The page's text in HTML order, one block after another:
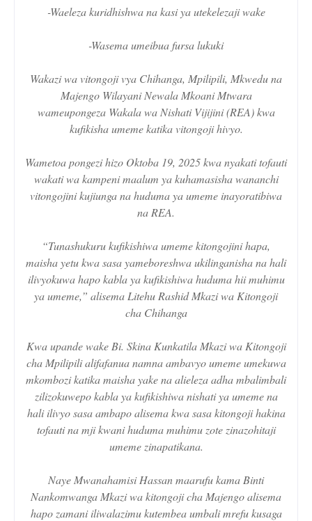
-Waeleza kuridhishwa na kasi ya utekelezaji wake
-Wasema umeibua fursa lukuki
Wakazi wa vitongoji vya Chihanga, Mpilipili, Mkwedu na
Majengo Wilayani Newala Mkoani Mtwara
wameupongeza Wakala wa Nishati Vijijini (REA) kwa
kufikisha umeme katika vitongoji hivyo.
Wametoa pongezi hizo Oktoba 19, 2025 kwa nyakati tofauti
wakati wa kampeni maalum ya kuhamasisha wananchi
vitongojini kujiunga na huduma ya umeme inayoratibiwa
na REA.
“Tunashukuru kufikishiwa umeme kitongojini hapa,
maisha yetu kwa sasa yameboreshwa ukilinganisha na hali
ilivyokuwa hapo kabla ya kufikishiwa huduma hii muhimu
ya umeme,” alisema Litehu Rashid Mkazi wa Kitongoji
cha Chihanga
Kwa upande wake Bi. Skina Kunkatila Mkazi wa Kitongoji
cha Mpilipili alifafanua namna ambavyo umeme umekuwa
mkombozi katika maisha yake na alieleza adha mbalimbali
zilizokuwepo kabla ya kufikishiwa nishati ya umeme na
hali ilivyo sasa ambapo alisema kwa sasa kitongoji hakina
tofauti na mji kwani huduma muhimu zote zinazohitaji
umeme zinapatikana.
Naye Mwanahamisi Hassan maarufu kama Binti
Nankomwanga Mkazi wa kitongoji cha Majengo alisema
hapo zamani iliwalazimu kutembea umbali mrefu kusaga